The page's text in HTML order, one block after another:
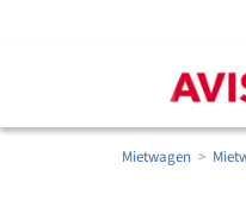
Mietwagen